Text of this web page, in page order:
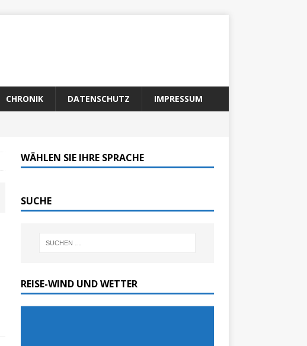
CHRONIK DATENSCHUTZ IMPRESSUM
WÄHLEN SIE IHRE SPRACHE
SUCHE
REISE-WIND UND WETTER